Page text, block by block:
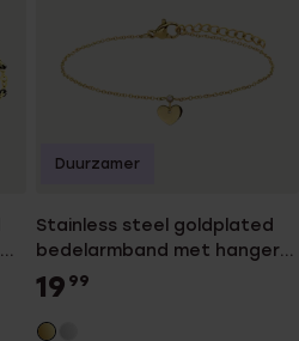
Stainless steel goldplated
bedelarmband met hanger
hart met zirkonia voor
dames
19 99
Duurzamer